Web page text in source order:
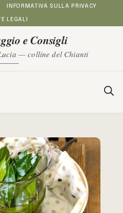
INFORMATIVA SULLA PRIVACY
LEGALI
e Consigli
— colline del Chianti